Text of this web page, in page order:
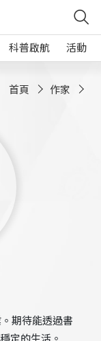
科普啟航 活動
首頁 作家
期待能透過書